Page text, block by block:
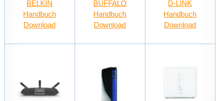
BELKIN
Handbuch
Download
BUFFALO
Handbuch
Download
D-LINK
Handbuch
Download